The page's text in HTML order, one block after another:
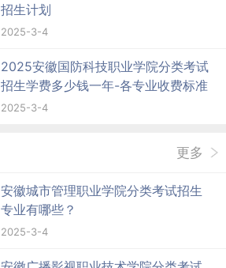
招生计划
2025-3-4
2025安徽国防科技职业学院分类考试
招生学费多少钱一年-各专业收费标准
2025-3-4
更多
安徽城市管理职业学院分类考试招生
专业有哪些？
2025-3-4